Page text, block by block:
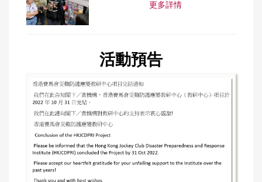
更多詳情
活動預告